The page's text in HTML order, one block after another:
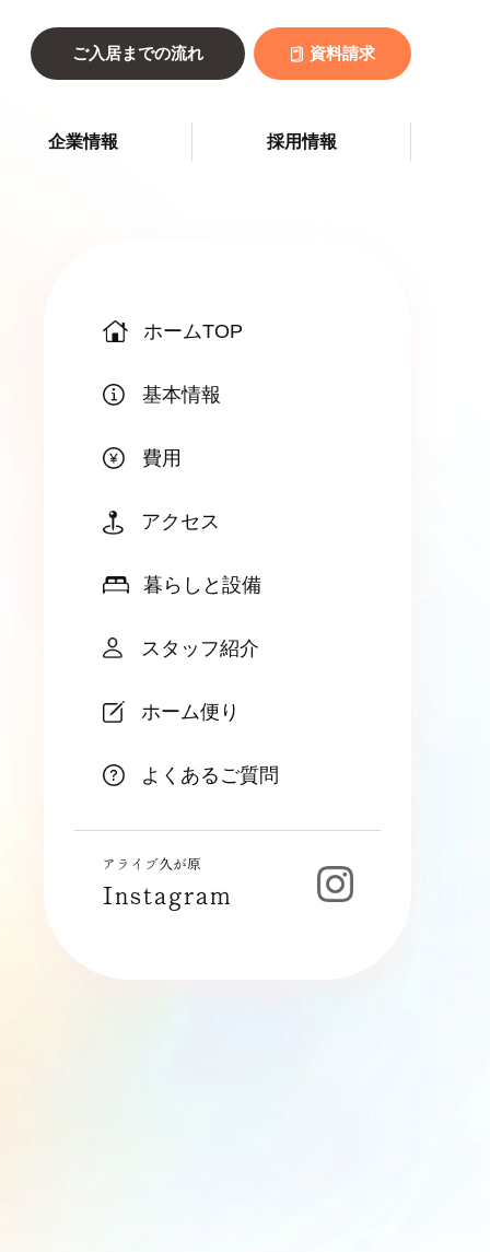
ご入居までの流れ 資料請求
企業情報 採用情報
ホームTOP
基本情報
費用
アクセス
暮らしと設備
スタッフ紹介
ホーム便り
よくあるご質問
アライブ久が原
Instagram